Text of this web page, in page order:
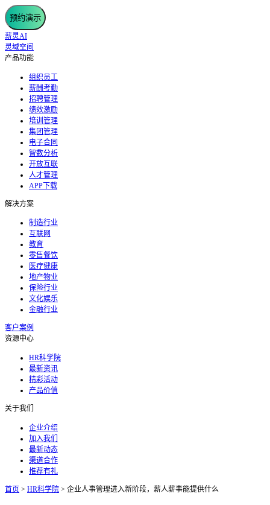
预约演示
薪灵AI
灵域空间
产品功能
组织员工
薪酬考勤
招聘管理
绩效激励
培训管理
集团管理
电子合同
智数分析
开放互联
人才管理
APP下载
解决方案
制造行业
互联网
教育
零售餐饮
医疗健康
地产物业
保险行业
文化娱乐
金融行业
客户案例
资源中心
HR科学院
最新资讯
精彩活动
产品价值
关于我们
企业介绍
加入我们
最新动态
渠道合作
推荐有礼
首页 > HR科学院 > 企业人事管理进入新阶段，薪人薪事能提供什么